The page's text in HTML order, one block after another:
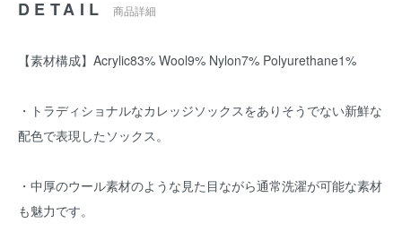
DETAIL 商品詳細
【素材構成】Acrylic83% Wool9% Nylon7% Polyurethane1%
・トラディショナルなカレッジソックスをありそうでない新鮮な
配色で表現したソックス。
・中厚のウール素材のような見た目ながら通常洗濯が可能な素材
も魅力です。